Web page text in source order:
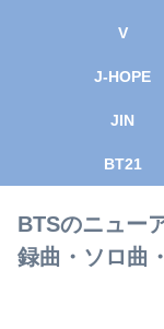
V
J-HOPE
JIN
BT21
BTSのニュー
録曲・ソロ曲